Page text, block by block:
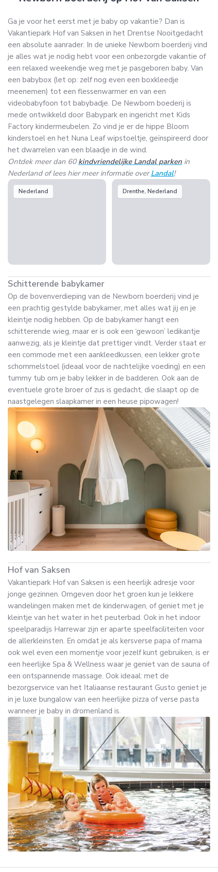
Ga je voor het eerst met je baby op vakantie? Dan is
Vakantiepark Hof van Saksen in het Drentse Nooitgedacht
een absolute aanrader. In de unieke Newborn boerderij vind
je alles wat je nodig hebt voor een onbezorgde vakantie of
een relaxed weekendje weg met je pasgeboren baby. Van
een babybox (let op: zelf nog even een boxkleedje
meenemen) tot een flessenwarmer en van een
videobabyfoon tot babybadje. De Newborn boederij is
mede ontwikkeld door Babypark en ingericht met Kids
Factory kindermeubelen. Zo vind je er de hippe Bloom
kinderstoel en het Nuna Leaf wipstoeltje, geïnspireerd door
het dwarrelen van een blaadje in de wind.
Ontdek meer dan 60 kindvriendelijke Landal parken in
Nederland of lees hier meer informatie overLandal!
Nederland Drenthe, Nederland
Schitterende babykamer
Op de bovenverdieping van de Newborn boerderij vind je
een prachtig gestylde babykamer, met alles wat jij en je
kleintje nodig hebben. Op de babykamer hangt een
schitterende wieg, maar er is ook een ‘gewoon’ ledikantje
aanwezig, als je kleintje dat prettiger vindt. Verder staat er
een commode met een aankleedkussen, een lekker grote
schommelstoel (ideaal voor de nachtelijke voeding) en een
tummy tub om je baby lekker in de badderen. Ook aan de
eventuele grote broer of zus is gedacht, die slaapt op de
naastgelegen slaapkamer in een heuse pipowagen!
Hof van Saksen
Vakantiepark Hof van Saksen is een heerlijk adresje voor
jonge gezinnen. Omgeven door het groen kun je lekkere
wandelingen maken met de kinderwagen, of geniet met je
kleintje van het water in het peuterbad. Ook in het indoor
speelparadijs Harrewar zijn er aparte speelfaciliteiten voor
de allerkleinsten. En omdat je als kersverse papa of mama
ook wel even een momentje voor jezelf kunt gebruiken, is er
een heerlijke Spa & Wellness waar je geniet van de sauna of
een ontspannende massage. Ook ideaal: met de
bezorgservice van het Italiaanse restaurant Gusto geniet je
in je luxe bungalow van een heerlijke pizza of verse pasta
wanneer je baby in dromenland is.